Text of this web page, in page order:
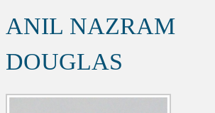
ANIL NAZRAM
DOUGLAS